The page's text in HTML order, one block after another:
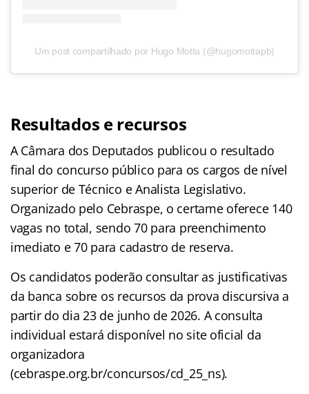
Um post compartilhado por Hugo Motta (@hugomottapb)
Resultados e recursos
A Câmara dos Deputados publicou o resultado
final do concurso público para os cargos de nível
superior de Técnico e Analista Legislativo.
Organizado pelo Cebraspe, o certame oferece 140
vagas no total, sendo 70 para preenchimento
imediato e 70 para cadastro de reserva.
Os candidatos poderão consultar as justificativas
da banca sobre os recursos da prova discursiva a
partir do dia 23 de junho de 2026. A consulta
individual estará disponível no site oficial da
organizadora
(cebraspe.org.br/concursos/cd_25_ns).